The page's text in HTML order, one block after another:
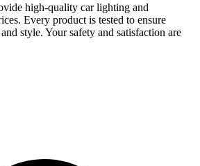
high-quality car lighting and
Every product is tested to ensure
style. Your safety and satisfaction are